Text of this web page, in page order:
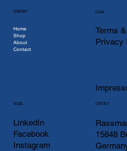
COMPANY
Home
Shop
About
Contact
LEGAL
Terms
Privacy
SOCIAL
LinkedIn
Facebook
Instagram
CONTACT
15848